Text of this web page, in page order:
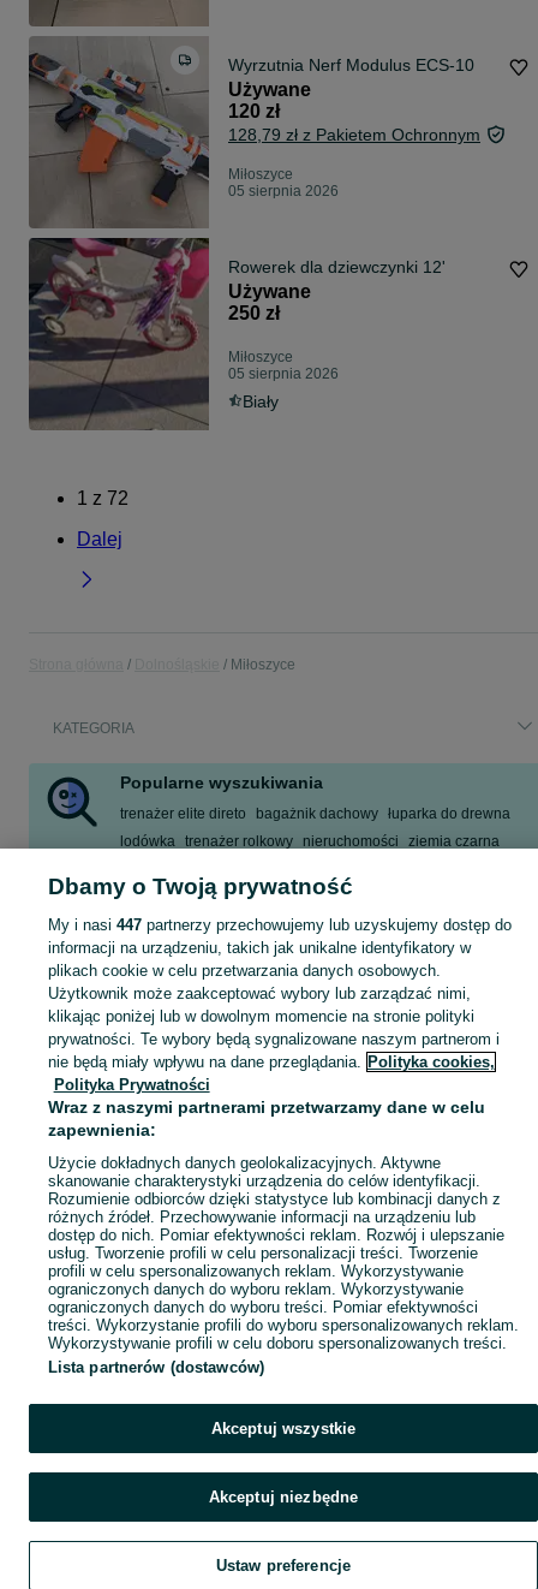
Wyrzutnia Nerf Modulus ECS-10
Używane
120 zł
128,79 zł z Pakietem Ochronnym
Miłoszyce
05 sierpnia 2026
Rowerek dla dziewczynki 12'
Używane
250 zł
Miłoszyce
05 sierpnia 2026
Biały
1 z 72
Dalej
Miłoszyce
KATEGORIA
Popularne wyszukiwania
trenażer elite direto bagażnik dachowy łuparka do drewna
lodówka trenażer rolkowy nieruchomości
ziemia czarna
Skorzystaj z największego serwisu ogłoszeniowego - Miłoszyce i okolice! Kupuj to, czego pragniesz i sprzedawaj to, czego już nie potrzebujesz!
Mapa kategorii
Mapa miejscowości
Mapa ministron
Popularne wyszukiwania
Dbamy o Twoją prywatność
My i nasi 447partnerzy przechowujemy lub uzyskujemy dostęp do
informacji na urządzeniu, takich jak unikalne identyfikatory w
plikach cookie w celu przetwarzania danych osobowych.
Użytkownik może zaakceptować wybory lub zarządzać nimi,
klikając poniżej lub w dowolnym momencie na stronie polityki
prywatności. Te wybory będą sygnalizowane naszym partnerom i
nie będą miały wpływu na dane przeglądania. Polityka cookies,
Polityka Prywatności
Wraz z naszymi partnerami przetwarzamy dane w celu
zapewnienia:
Użycie dokładnych danych geolokalizacyjnych. Aktywne
skanowanie charakterystyki urządzenia do celów identyfikacji.
Rozumienie odbiorców dzięki statystyce lub kombinacji danych z
różnych źródeł. Przechowywanie informacji na urządzeniu lub
dostęp do nich. Pomiar efektywności reklam. Rozwój i ulepszanie
usług. Tworzenie profili w celu personalizacji treści. Tworzenie
profili w celu spersonalizowanych reklam. Wykorzystywanie
ograniczonych danych do wyboru reklam. Wykorzystywanie
ograniczonych danych do wyboru treści. Pomiar efektywności
treści. Wykorzystanie profili do wyboru spersonalizowanych reklam.
Wykorzystywanie profili w celu doboru spersonalizowanych treści.
Lista partnerów (dostawców)
Akceptuj wszystkie
Akceptuj niezbędne
Ustaw preferencje